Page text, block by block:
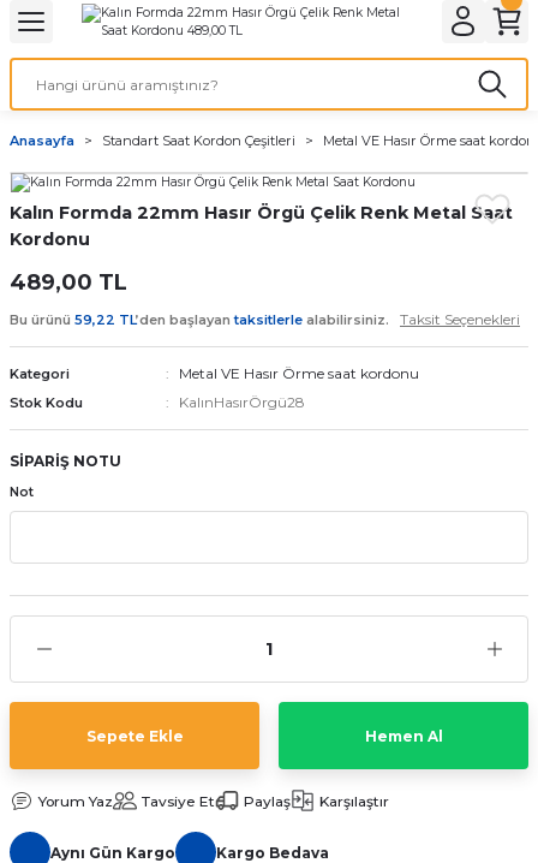
Geri Dön
& ELEKTİRİK AYDINLATMA & ELEKTRİK
BİLGİSAYAR
Geri Dön
ve Cihaz Pilleri
ÇEŞİTLERİ
ÇEŞİTLERİ
Pili
Geri Dön
Geri Dön
Kordon Çeşitleri
Kordonları
Kordonu
saat kordonu
Anasayfa Standart Saat Kordon Çeşitleri Metal VE Hasır Örme saat
Kalın Formda 22mm Hasır Örgü Çelik Renk Metal Saat
Kordonu
489,00 TL
Bu ürünü 59,22 TL’den başlayantaksitlerle alabilirsiniz. Taksit Seçenekleri
Kategori Metal VE Hasır Örme saat kordonu
Stok Kodu KalınHasırÖrgü28
SİPARİŞ NOTU
Not
Sepete Ekle Hemen Al
Yorum Yaz Tavsiye Et Paylaş Karşılaştır
Aynı Gün Kargo Kargo Bedava